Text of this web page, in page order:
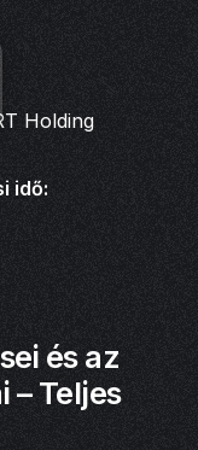
Holding
idő:
és az
– Teljes